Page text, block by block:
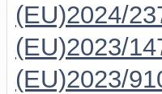
(EU)2024/
(EU)2023/
(EU)2023/